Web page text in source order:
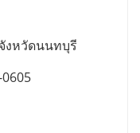
งหวัดนนทบุรี